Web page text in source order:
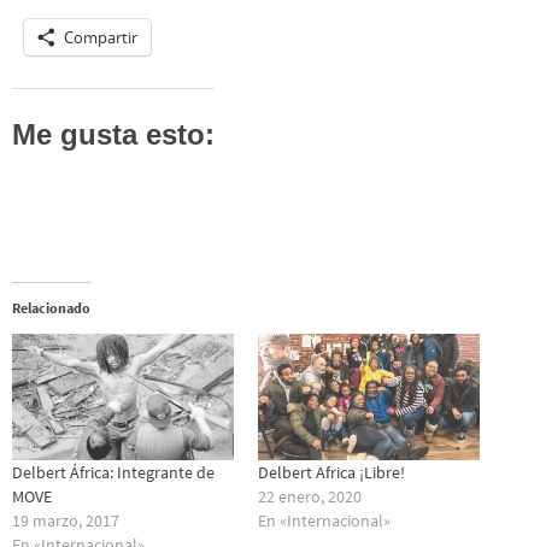
Compartir
Me gusta esto:
Relacionado
Delbert África: Integrante de
MOVE
19 marzo, 2017
Delbert Africa ¡Libre!
22 enero, 2020
En «Internacional»